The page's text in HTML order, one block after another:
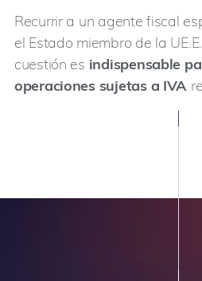
Recurrir a un agente fiscal
el Estado miembro de la
cuestión es indispensable
operaciones sujetas a IVA